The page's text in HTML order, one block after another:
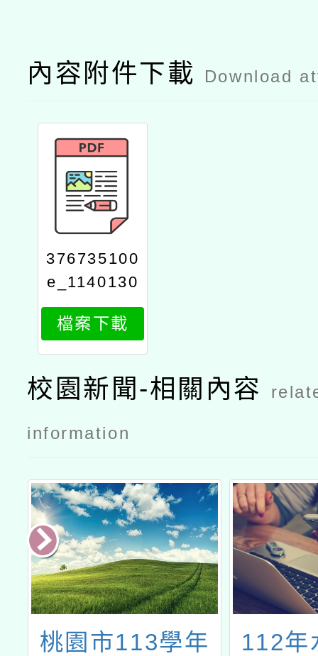
內容附件下載 Download
376735100
e_1140130
267_attach
1
檔案下載
校園新聞-相關內容
information
桃園市113學年
112年